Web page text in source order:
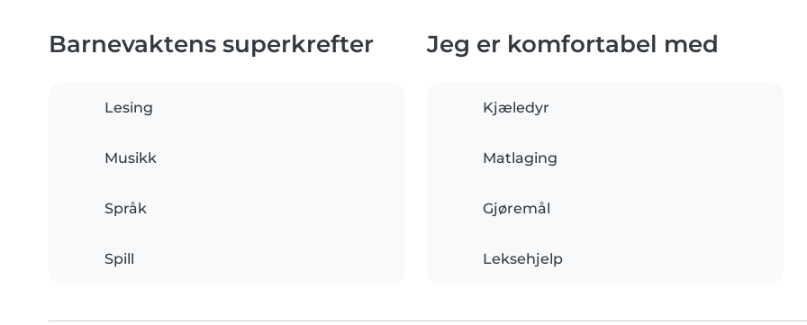
Barnevaktens superkrefter
Lesing
Musikk
Språk
Spill
Jeg er komfortabel med
Kjæledyr
Matlaging
Gjøremål
Leksehjelp